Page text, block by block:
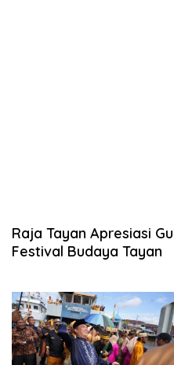
Raja Tayan Apresiasi
Festival Budaya Tayan